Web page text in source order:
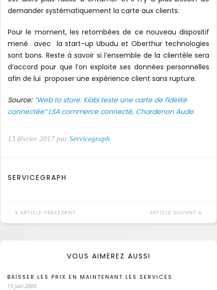
demander systématiquement la carte aux clients.
Pour le moment, les retombées de ce nouveau dispositif
mené avec la start-up Ubudu et Oberthur technologies
sont bons. Reste à savoir si l’ensemble de la clientèle sera
d’accord pour que l’on exploite ses données personnelles
afin de lui proposer une expérience client sans rupture.
Source: “Web to store: Kiabi teste une carte de fidélité
connectée” LSA commerce connecté, Chardenon Aude.
13 février 2017 par Servicegraph
SERVICEGRAPH
ARTICLE PRÉCÉDENT ARTICLE SUIVANT
VOUS AIMEREZ AUSSI
BAISSER LES PRIX EN MAINTENANT LES SERVICES
15 juin 2009